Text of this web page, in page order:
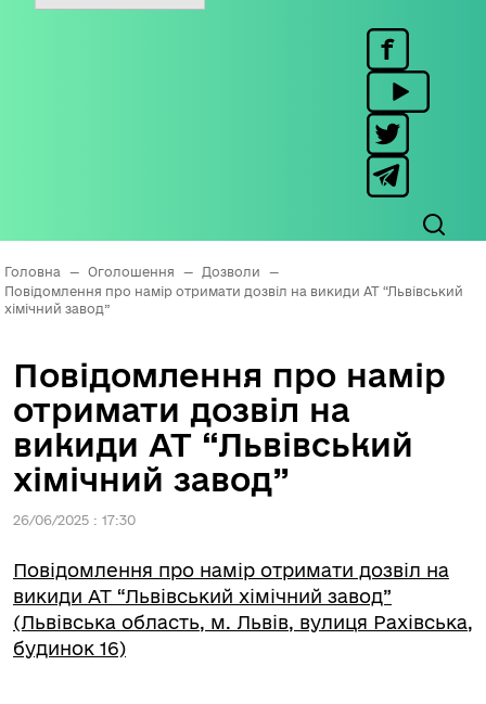
Головна — Оголошення — Дозволи
—
Повідомлення про намір отримати дозвіл на викиди АТ “Львівський
хімічний завод”
Повідомлення про намір
отримати дозвіл на
викиди АТ “Львівський
хімічний завод”
26/06/2025 : 17:30
Повідомлення про намір отримати дозвіл на
викиди АТ “Львівський хімічний завод”
(Львівська область, м. Львів, вулиця Рахівська,
будинок 16)